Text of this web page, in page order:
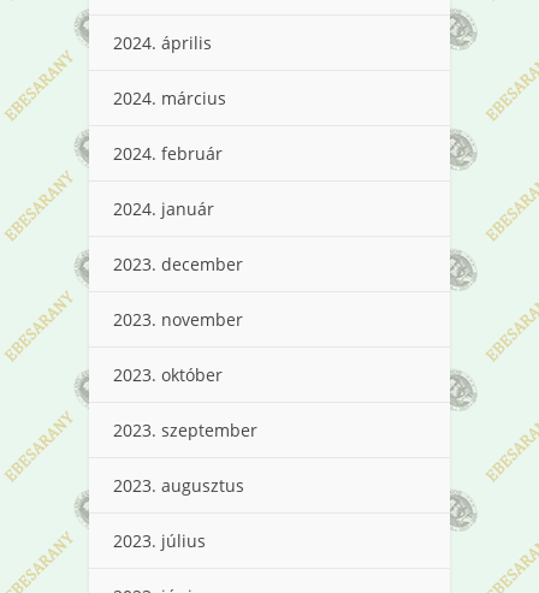
2024. április
2024. március
2024. február
2024. január
2023. december
2023. november
2023. október
2023. szeptember
2023. augusztus
2023. július